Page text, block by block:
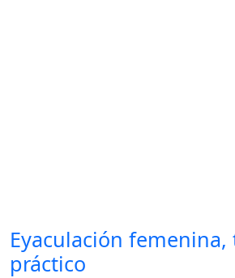
Eyaculación
práctico